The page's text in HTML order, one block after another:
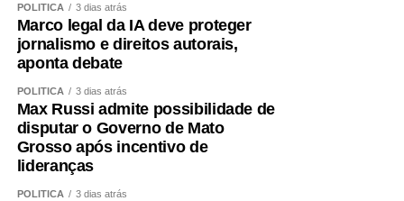
“Infelizmente, como a gente vê que isso não é um
problema só legislativo, é um problema cultural, mesmo
com a implantação da lei, no ano passado nós tivemos
um aumento de feminicídio”, afirma.
Rede que protege
As magistradas destacam que nenhuma instituição
consegue enfrentar a violência doméstica sozinha.
POLÍTICA 3 dias atrás
Marco legal da IA deve proteger
jornalismo e direitos autorais,
aponta debate
POLÍTICA 3 dias atrás
Max Russi admite possibilidade de
disputar o Governo de Mato
Grosso após incentivo de
lideranças
POLÍTICA 3 dias atrás